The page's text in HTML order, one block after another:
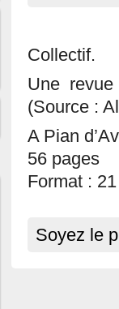
Collectif.
Une
(Source :
A Pian
56 pages
Format :
Soyez le